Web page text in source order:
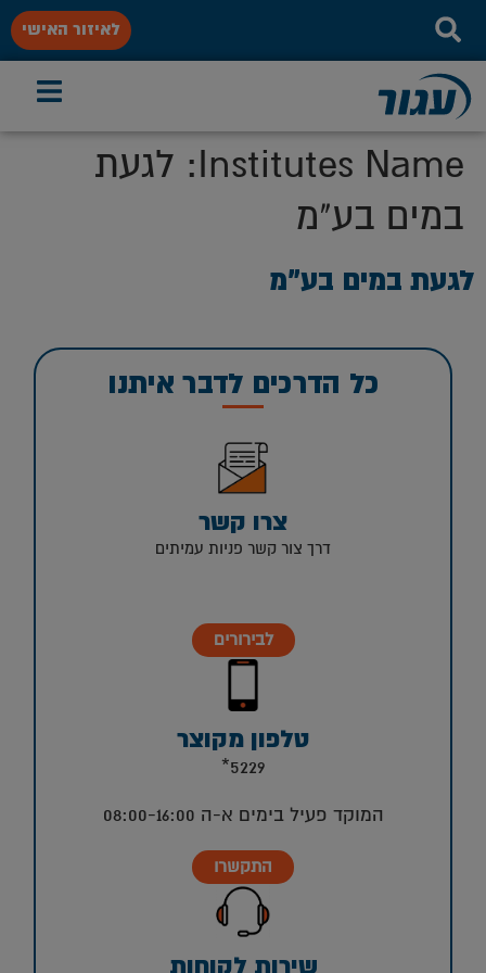
לאיזור האישי
Institutes Name:
לגעת
במים בע"מ
לגעת במים בע”מ
כל הדרכים לדבר איתנו
צרו קשר
דרך צור קשר פניות עמיתים
לבירורים
טלפון מקוצר
5229*
המוקד פעיל בימים א-ה 08:00-16:00
התקשרו